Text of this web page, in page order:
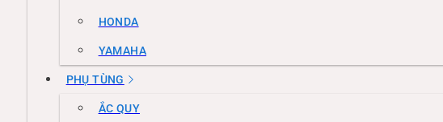
HONDA
YAMAHA
PHỤ TÙNG
ẮC QUY